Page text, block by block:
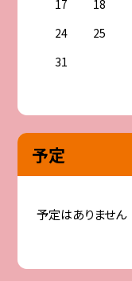
17
18
24
25
31
予定
予定はありません